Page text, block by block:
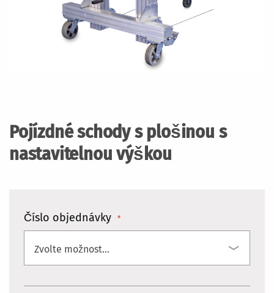
Pojízdné schody s plošinou s
nastavitelnou výškou
Číslo objednávky
galerie
obrázky